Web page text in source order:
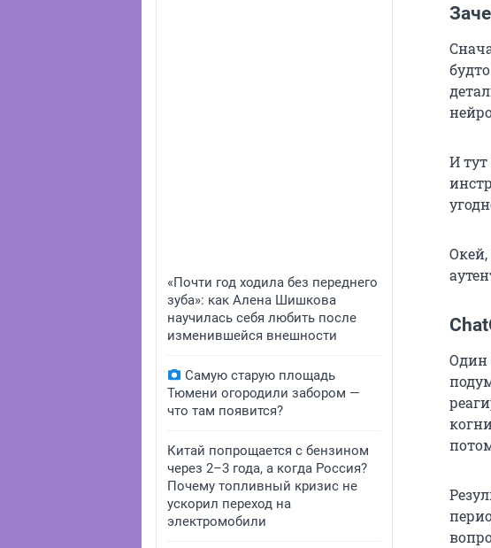
«Почти год ходила без переднего
зуба»: как Алена Шишкова
научилась себя любить после
изменившейся внешности
Самую старую площадь
Тюмени огородили забором —
что там появится?
Китай попрощается с бензином
через 2–3 года, а когда Россия?
Почему топливный кризис не
ускорил переход на
электромобили
И тут
Один